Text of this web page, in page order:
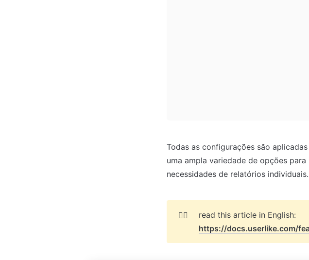
Todas as configurações são
uma ampla variedade de opções
necessidades de relatórios individuais.
👉🏻
https://docs.userlike.com/